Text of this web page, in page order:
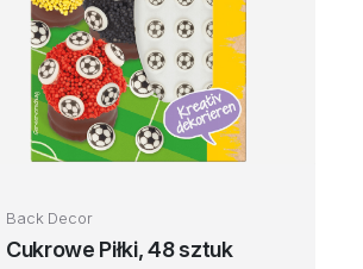
Back Decor
Cukrowe Piłki, 48 sztuk